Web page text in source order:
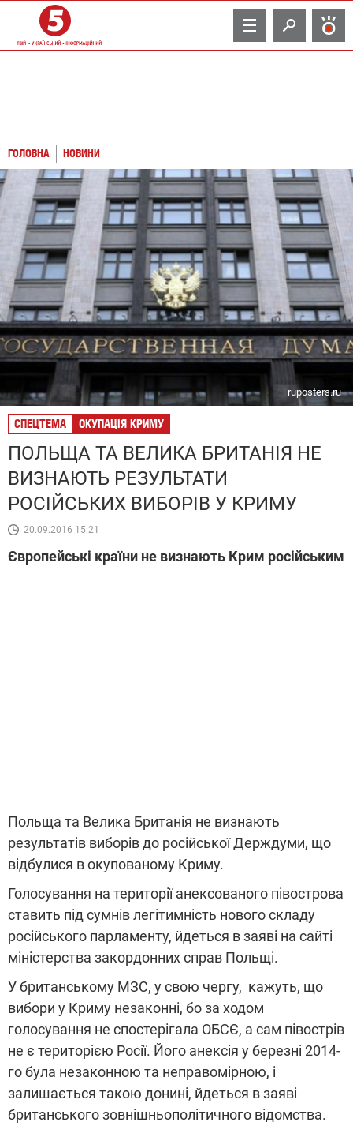
TV
ГОЛОВНА НОВИНИ
ruposters.ru
СПЕЦТЕМА ОКУПАЦІЯ КРИМУ
ПОЛЬЩА ТА ВЕЛИКА БРИТАНІЯ НЕ
ВИЗНАЮТЬ РЕЗУЛЬТАТИ
РОСІЙСЬКИХ ВИБОРІВ У КРИМУ
20.09.2016 15:21
Європейські країни не визнають Крим російським
Польща та Велика Британія не визнають
результатів виборів до російської Держдуми, що
відбулися в окупованому Криму.
Голосування на території анексованого півострова
ставить під сумнів легітимність нового складу
російського парламенту, йдеться в заяві на сайті
міністерства закордонних справ Польщі.
У британському МЗС, у свою чергу, кажуть, що
вибори у Криму незаконні, бо за ходом
голосування не спостерігала ОБСЄ, а сам півострів
не є територією Росії. Його анексія у березні 2014-
го була незаконною та неправомірною, і
залишається такою донині, йдеться в заяві
британського зовнішньополітичного відомства.